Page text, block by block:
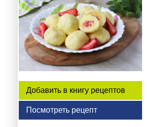
Добавить в книгу рецептов
Посмотреть рецепт